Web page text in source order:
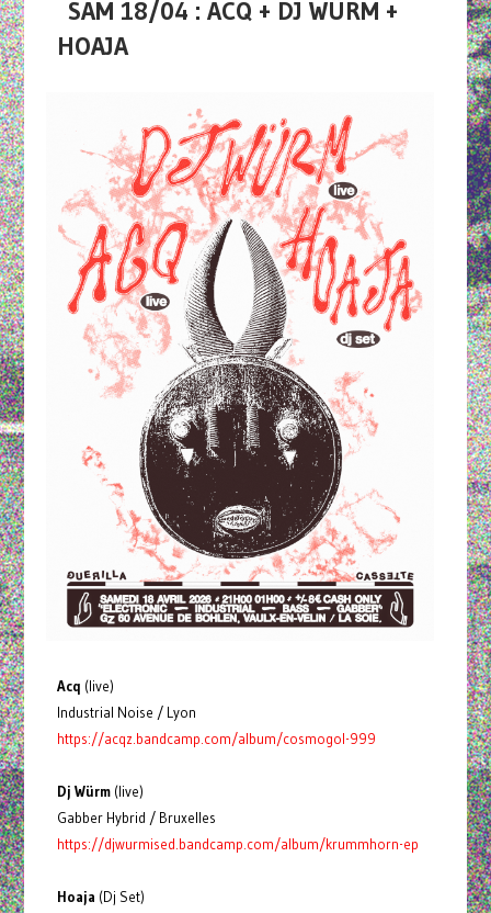
SAM 18/04 : ACQ + DJ WÜRM +
HOAJA
Acq (live)
Industrial Noise / Lyon
https://acqz.bandcamp.com/album/cosmogol-999
Dj Würm(live)
Gabber Hybrid / Bruxelles
https://djwurmised.bandcamp.com/album/krummhorn-ep
Hoaja (Dj Set)